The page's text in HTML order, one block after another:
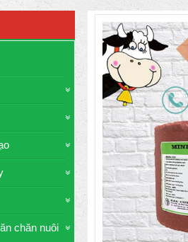
chăn nuôi